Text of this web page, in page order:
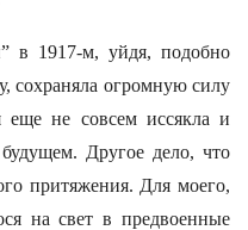
в 1917-м, уйдя, подобно
сохраняла огромную силу
еще не совсем иссякла и
Другое дело, что
притяжения. Для моего,
на свет в предвоенные